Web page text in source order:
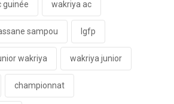
guinée wakriya ac
sampou lgfp
wakriya wakriya junior
championnat